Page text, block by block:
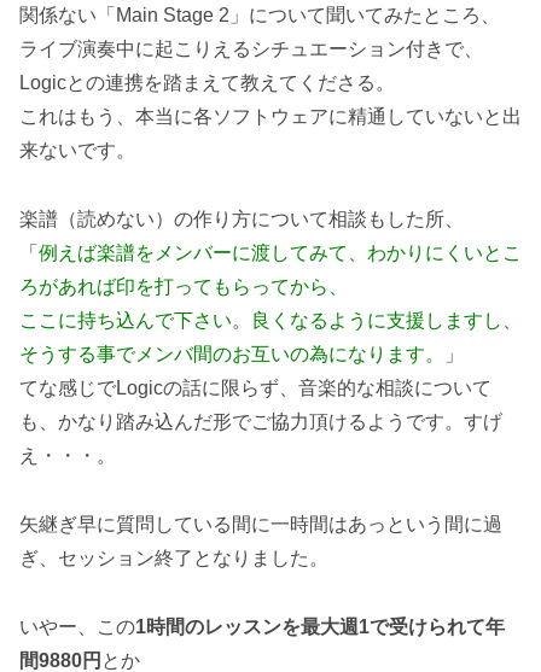
関係ない「Main Stage 2」について聞いてみたところ、
ライブ演奏中に起こりえるシチュエーション付きで、
Logicとの連携を踏まえて教えてくださる。
これはもう、本当に各ソフトウェアに精通していないと出
来ないです。
楽譜（読めない）の作り方について相談もした所、
「 例えば楽譜をメンバーに渡してみて、わかりにくいとこ
ろがあれば印を打ってもらってから、
ここに持ち込んで下さい。良くなるように支援しますし、
そうする事でメンバ間のお互いの為になります。
」
てな感じでLogicの話に限らず、音楽的な相談について
も、かなり踏み込んだ形でご協力頂けるようです。すげ
え・・・。
矢継ぎ早に質問している間に一時間はあっという間に過
ぎ、セッション終了となりました。
いやー、この1時間のレッスンを最大週1で受けられて年
間9880円 とか